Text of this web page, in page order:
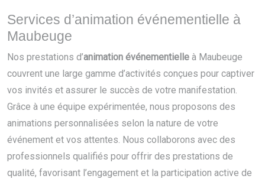
Services d’animation événementielle à
Maubeuge
Nos prestations d’animation événementielle à Maubeuge
couvrent une large gamme d’activités conçues pour captiver
vos invités et assurer le succès de votre manifestation.
Grâce à une équipe expérimentée, nous proposons des
animations personnalisées selon la nature de votre
événement et vos attentes. Nous collaborons avec des
professionnels qualifiés pour offrir des prestations de
qualité, favorisant l’engagement et la participation active de